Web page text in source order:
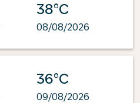
38°C
08/08/2026
36°C
09/08/2026